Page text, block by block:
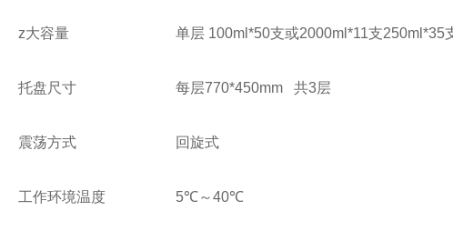
z大容量 单层 100ml*50支或2000ml*11支
托盘尺寸 每层770*450mm 共3层
震荡方式 回旋式
工作环境温度 5℃～40℃